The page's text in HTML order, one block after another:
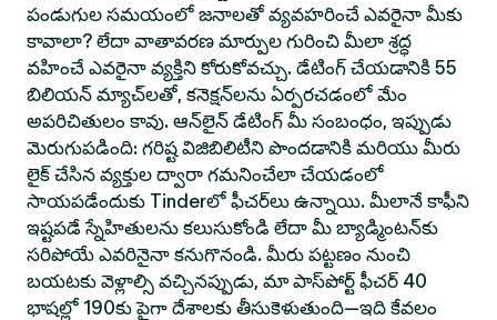
పండుగుల సమయంలో జనాలతో వ్యవహరించే ఎవరైనా మీకు
కావాలా? లేదా వాతావరణ మార్పుల గురించి మీలా శ్రద్ధ
వహించే ఎవరైనా వ్యక్తిని కోరుకోవచ్చు. డేటింగ్ చేయడానికి 55
బిలియన్ మ్యాచ్‌లతో, కనెక్షన్‌లను ఏర్పరచడంలో మేం
అపరిచితులం కావు. ఆన్‌లైన్ డేటింగ్ మీ సంబంధం, ఇప్పుడు
మెరుగుపడింది: గరిష్ట విజిబిలిటీని పొందడానికి మరియు మీరు
లైక్ చేసిన వ్యక్తుల ద్వారా గమనించేలా చేయడంలో
సాయపడేందుకు Tinderలో ఫీచర్‌లు ఉన్నాయి. మీలానే కాఫీని
ఇష్టపడే స్నేహితులను కలుసుకోండి లేదా మీ బ్యాడ్మింటన్‌కు
సరిపోయే ఎవరినైనా కనుగొనండి. మీరు పట్టణం నుంచి
బయటకు వెళ్లాల్సి వచ్చినప్పుడు, మా పాస్‌పోర్ట్ ఫీచర్ 40
భాషల్లో 190కు పైగా దేశాలకు తీసుకెళుతుంది—ఇది కేవలం